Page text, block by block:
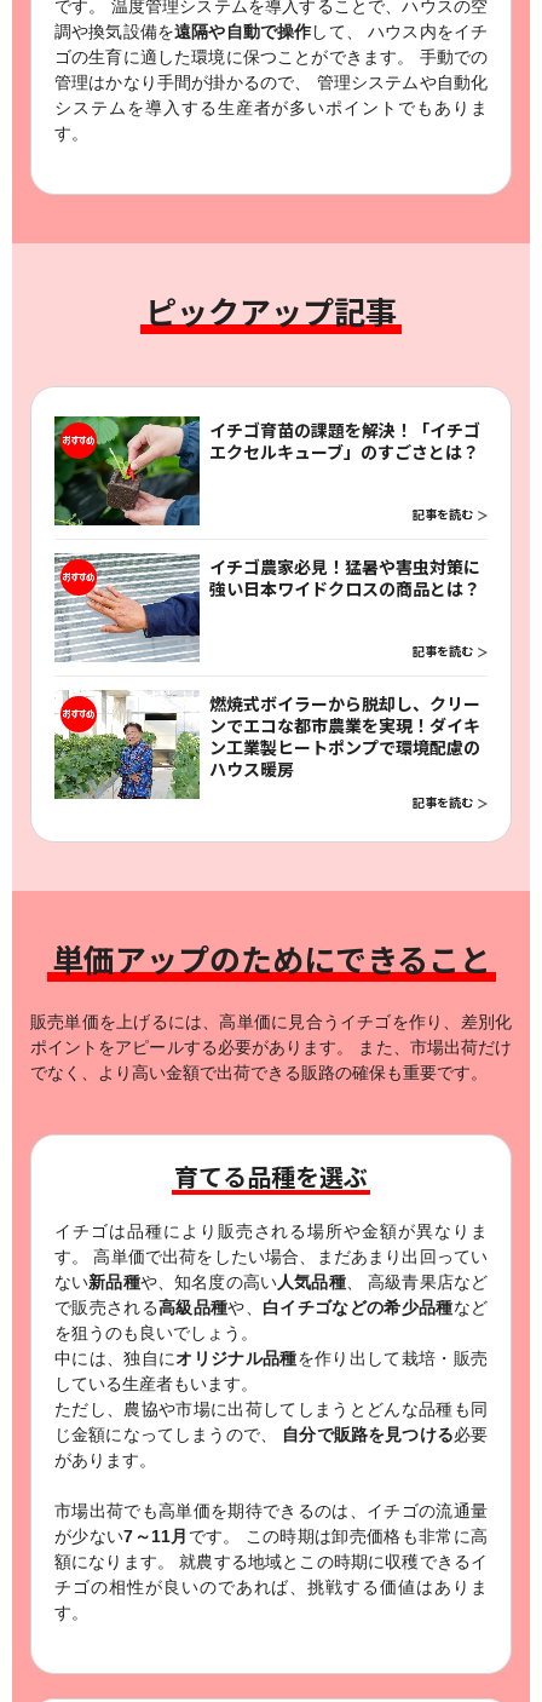
です。
温度管理システムを導入することで、ハウスの空
調や換気設備を遠隔や自動で操作して、
ハウス内をイチ
ゴの生育に適した環境に保つことができます。
手動での
管理はかなり手間が掛かるので、
管理システムや自動化
システムを導入する生産者が多いポイントでもありま
す。
ピックアップ記事
イチゴ育苗の課題を解決！「イチゴ
エクセルキューブ」のすごさとは？
記事を読む
イチゴ農家必見！猛暑や害虫対策に
強い日本ワイドクロスの商品とは？
記事を読む
燃焼式ボイラーから脱却し、クリー
ンでエコな都市農業を実現！ダイキ
ン工業製ヒートポンプで環境配慮の
ハウス暖房
記事を読む
単価アップのためにできること
販売単価を上げるには、高単価に見合うイチゴを作り、差別化
ポイントをアピールする必要があります。
また、市場出荷だけ
でなく、より高い金額で出荷できる販路の確保も重要です。
育てる品種を選ぶ
イチゴは品種により販売される場所や金額が異なりま
す。
高単価で出荷をしたい場合、まだあまり出回ってい
ない新品種や、知名度の高い人気品種、
高級青果店など
で販売される高級品種や、 白イチゴなどの希少品種など
を狙うのも良いでしょう。
中には、独自にオリジナル品種を作り出して栽培・販売
している生産者もいます。
ただし、農協や市場に出荷してしまうとどんな品種も同
じ金額になってしまうので、
自分で販路を見つける必要
があります。
市場出荷でも高単価を期待できるのは、イチゴの流通量
が少ない7～11月 です。
この時期は卸売価格も非常に高
額になります。
就農する地域とこの時期に収穫できるイ
チゴの相性が良いのであれば、挑戦する価値はありま
す。